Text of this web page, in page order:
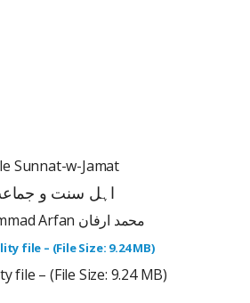
Sunnat-w-Jamat
اہل سنت و
Muhammad Arfan محمد ارفان
file – (File Size: 9.24 MB)
file – (File Size: 9.24 MB)